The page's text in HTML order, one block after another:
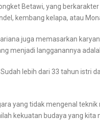
Betawi, yang
kembang kelapa, atau
juga memasarkan
menjadi langganannya
lebih dari 33 tahun istri
yang tidak mengenal
kekuatan budaya yang kita